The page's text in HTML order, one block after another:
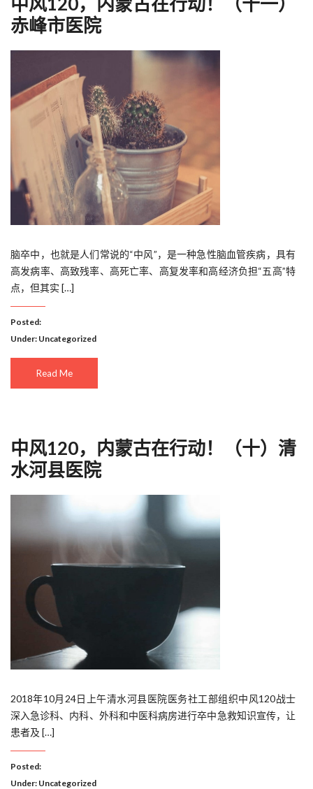
赤峰市医院
脑卒中，也就是人们常说的“中风”，是一种急性脑血管疾病，具有
高发病率、高致残率、高死亡率、高复发率和高经济负担“五高”特
点，但其实 […]
Posted:
Under: Uncategorized
Read Me
中风120，内蒙古在行动！（十）清
水河县医院
2018年10月24日上午清水河县医院医务社工部组织中风120战士
深入急诊科、内科、外科和中医科病房进行卒中急救知识宣传，让
患者及 […]
Posted:
Under: Uncategorized